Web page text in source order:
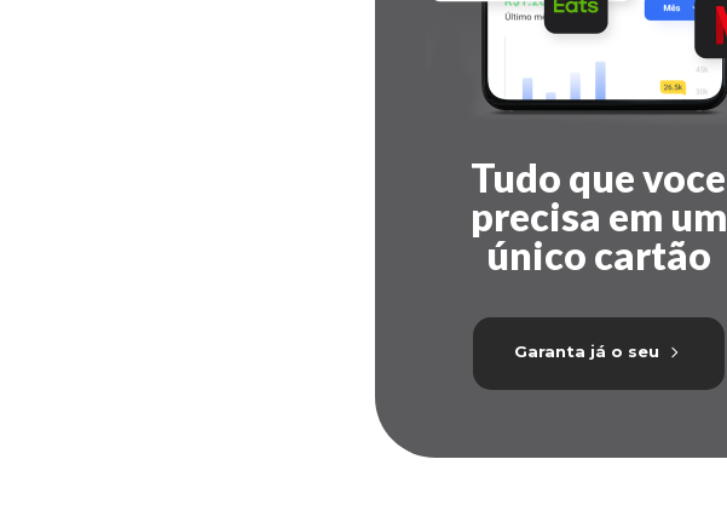
Tudo que voce
precisa em um
único cartão
Garanta já o seu